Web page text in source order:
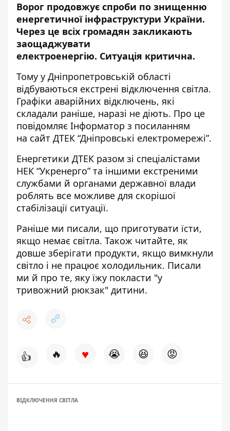
Ворог продовжує спроби по знищенню
енергетичної інфраструктури України.
Через це всіх громадян закликають
заощаджувати
електроенергію. Ситуація критична.
Тому у Дніпропетровській області
відбуваються екстрені відключення світла.
Графіки аварійних відключень, які
складали раніше, наразі не діють. Про це
повідомляє Інформатор з посиланням
на сайт ДТЕК “Дніпровські електромережі”.
Енергетики ДТЕК разом зі спеціалістами
НЕК “Укренерго” та іншими екстреними
службами й органами державної влади
роблять все можливе для скорішої
стабілізації ситуації.
Раніше ми писали, що приготувати їсти,
якщо немає світла. Також читайте, як
довше зберігати продукти, якщо вимкнули
світло і не працює холодильник. Писали
ми й про те, яку їжу покласти "у
тривожний рюкзак" дитини.
👍 🔥 ♥ 😭 😆 😡
ВІДКЛЮЧЕННЯ СВІТЛА